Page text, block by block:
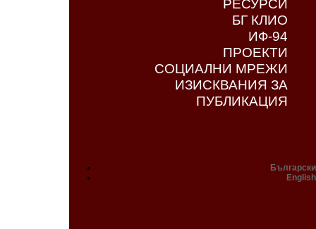
РЕСУРСИ
БГ КЛИО
ИФ-94
ПРОЕКТИ
СОЦИАЛНИ МРЕЖИ
ИЗИСКВАНИЯ ЗА
ПУБЛИКАЦИЯ
Български
English